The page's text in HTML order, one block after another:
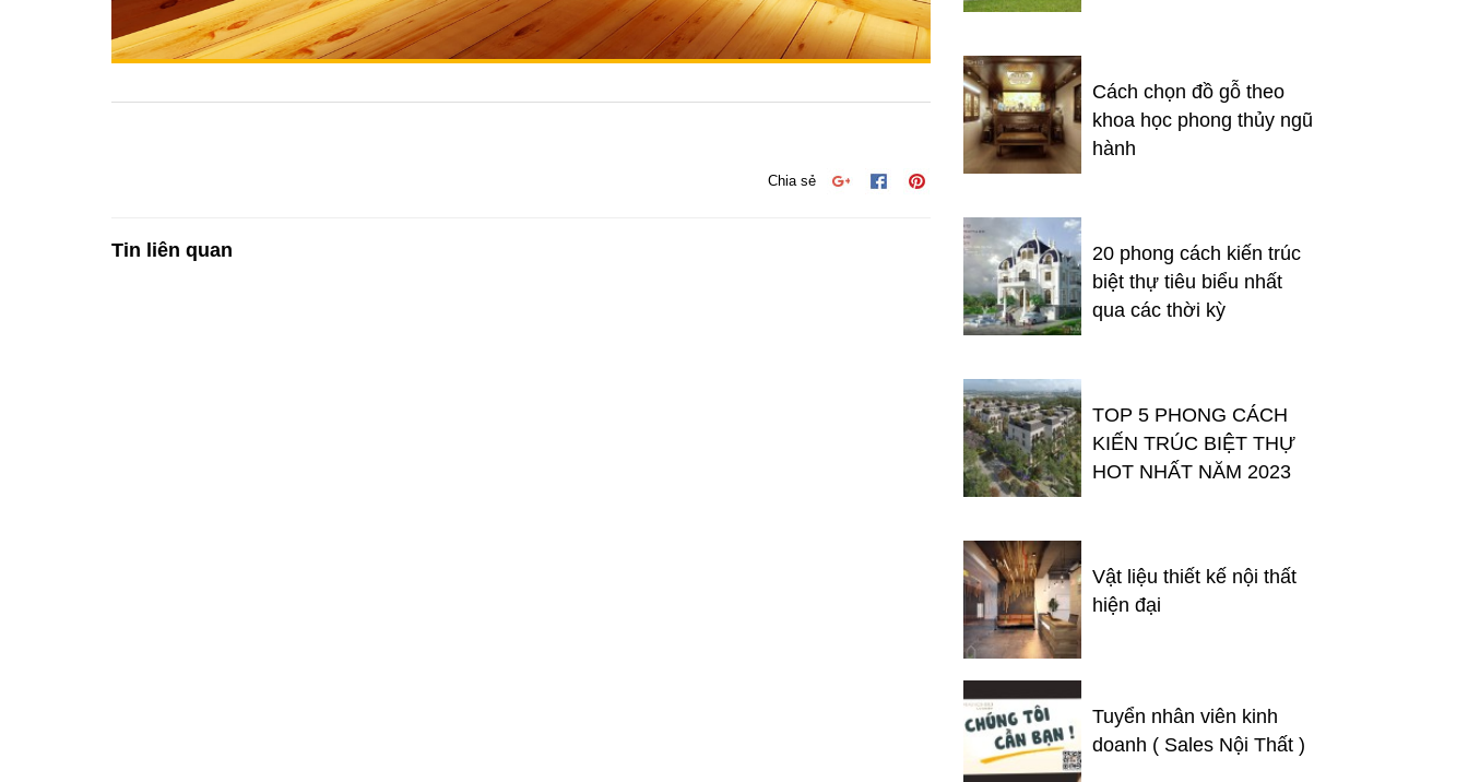
Chia sẻ
Tin liên quan
Cách chọn đồ gỗ theo
khoa học phong thủy ngũ
hành
20 phong cách kiến trúc
biệt thự tiêu biểu nhất
qua các thời kỳ
TOP 5 PHONG CÁCH
KIẾN TRÚC BIỆT THỰ
HOT NHẤT NĂM 2023
Vật liệu thiết kế nội thất
hiện đại
Tuyển nhân viên kinh
doanh ( Sales Nội Thất )